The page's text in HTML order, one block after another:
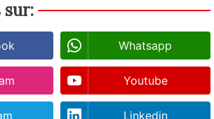
sur:
Whatsapp
Youtube
Linkedin